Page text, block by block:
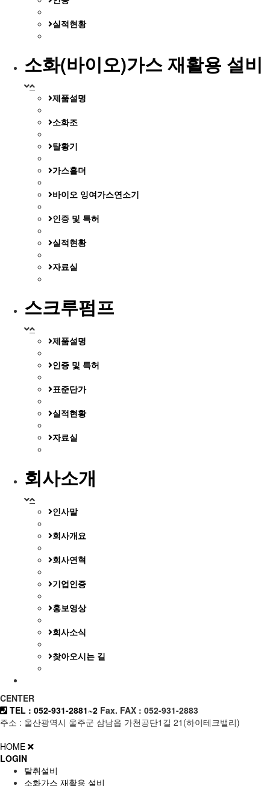
실적현황
소화(바이오)가스 재활용 설비
제품설명
소화조
탈황기
가스홀더
바이오 잉여가스연소기
인증 및 특허
실적현황
자료실
스크루펌프
제품설명
인증 및 특허
표준단가
실적현황
자료실
회사소개
인사말
회사개요
회사연혁
기업인증
홍보영상
회사소식
찾아오시는 길
CENTER
TEL : 052-931-2881~2 Fax. FAX : 052-931-2883
주소 : 울산광역시 울주군 삼남읍 가천공단1길 21(하이테크밸리)
HOME
LOGIN
탈취설비
소화가스 재활용 설비